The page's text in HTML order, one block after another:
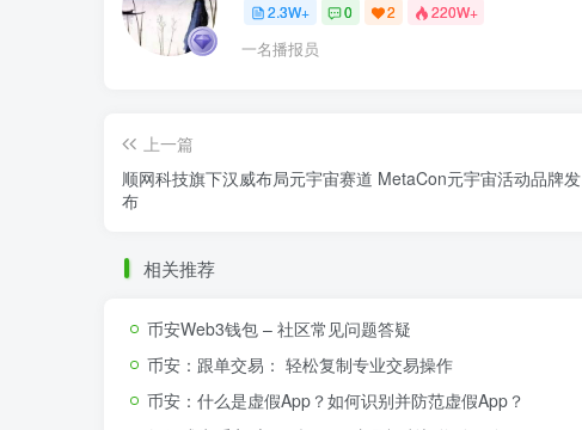
2.3W+ 0 2 220W+
一名播报员
上一篇
顺网科技旗下汉威布局元宇宙赛道 MetaCon元宇宙活动品牌发
布
相关推荐
币安Web3钱包 – 社区常见问题答疑
币安：跟单交易： 轻松复制专业交易操作
币安：什么是虚假App？如何识别并防范虚假App？